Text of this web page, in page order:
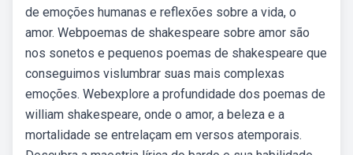
de emoções humanas e reflexões sobre a vida, o
amor. Webpoemas de shakespeare sobre amor são
nos sonetos e pequenos poemas de shakespeare que
conseguimos vislumbrar suas mais complexas
emoções. Webexplore a profundidade dos poemas de
william shakespeare, onde o amor, a beleza e a
mortalidade se entrelaçam em versos atemporais.